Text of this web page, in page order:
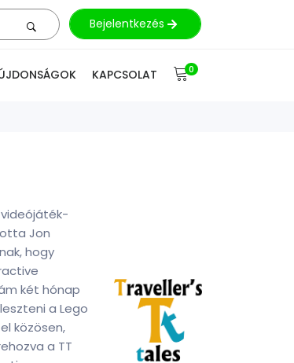
Bejelentkezés
KAPCSOLAT 0
videójáték-
Jon
hogy
két hónap
a Lego
közösen,
a TT